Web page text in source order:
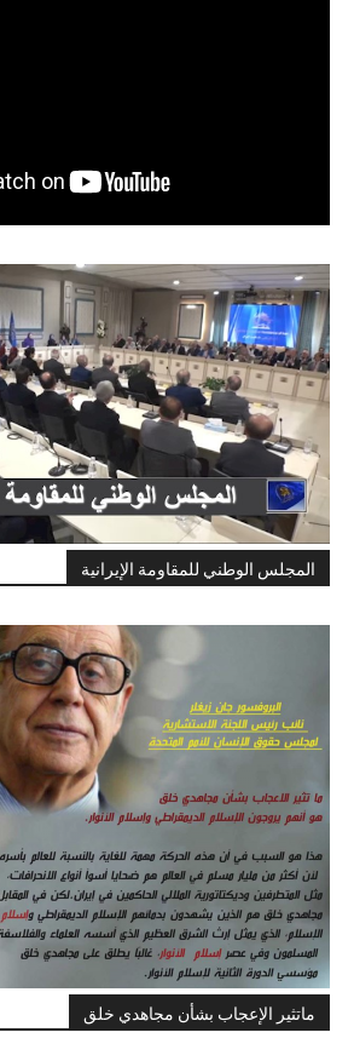
المجلس الوطني للمقاومة الإيرانية
ماتثير الإعجاب بشأن مجاهدي خلق